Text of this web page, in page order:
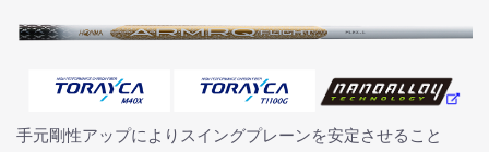
手元剛性アップによりスイングプレーンを安定させること